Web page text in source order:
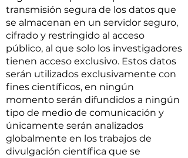
transmisión segura de los datos que
se almacenan en un servidor seguro,
cifrado y restringido al acceso
público, al que solo los investigadores
tienen acceso exclusivo. Estos datos
serán utilizados exclusivamente con
fines científicos, en ningún
momento serán difundidos a ningún
tipo de medio de comunicación y
únicamente serán analizados
globalmente en los trabajos de
divulgación científica que se